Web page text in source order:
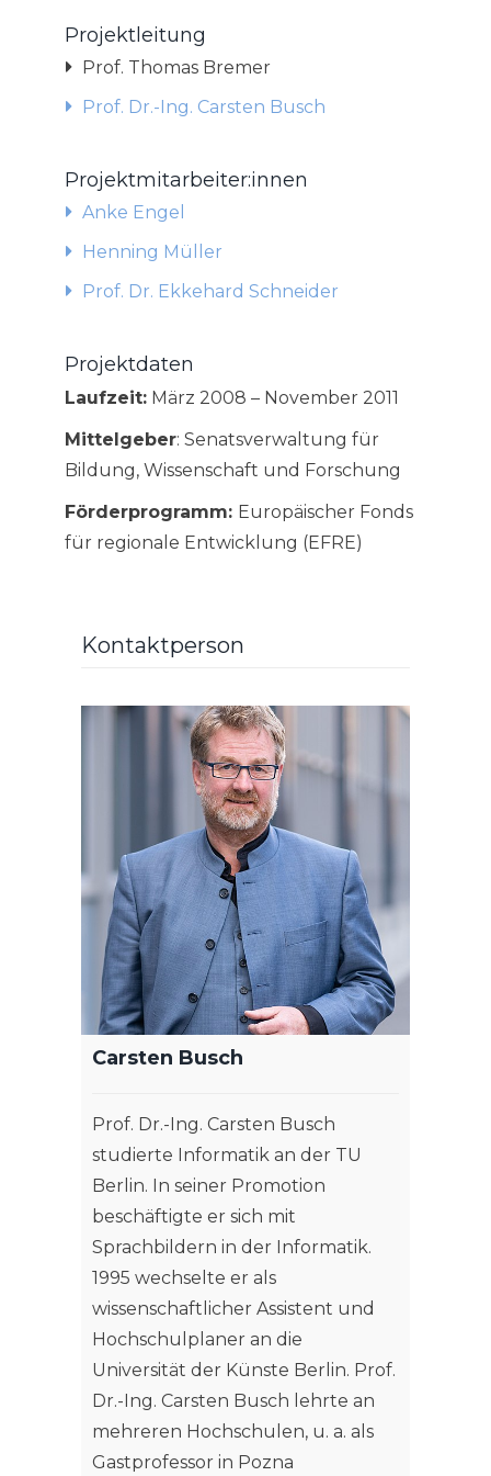
Projektleitung
Prof. Thomas Bremer
Prof. Dr.-Ing. Carsten Busch
Projektmitarbeiter:innen
Anke Engel
Henning Müller
Prof. Dr. Ekkehard Schneider
Projektdaten
Laufzeit: März 2008 – November 2011
Mittelgeber: Senatsverwaltung für
Bildung, Wissenschaft und Forschung
Förderprogramm: Europäischer Fonds
für regionale Entwicklung (EFRE)
Kontaktperson
Carsten Busch
Prof. Dr.-Ing. Carsten Busch
studierte Informatik an der TU
Berlin. In seiner Promotion
beschäftigte er sich mit
Sprachbildern in der Informatik.
1995 wechselte er als
wissenschaftlicher Assistent und
Hochschulplaner an die
Universität der Künste Berlin. Prof.
Dr.-Ing. Carsten Busch lehrte an
mehreren Hochschulen, u. a. als
Gastprofessor in Pozna